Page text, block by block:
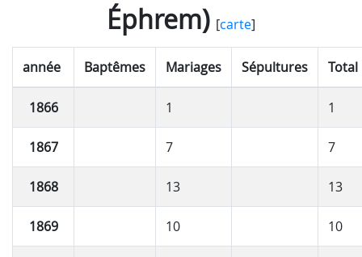
Éphrem)[carte]
année Baptêmes Mariages Sépultures Total
1866 1 1
1867 7 7
1868 13 13
1869 10 10